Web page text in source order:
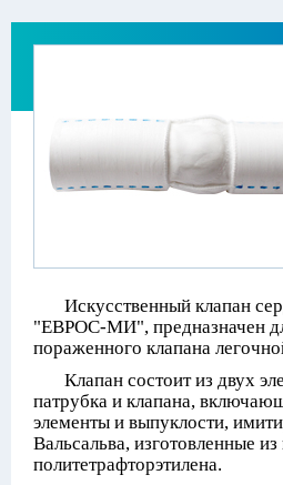
Искусственный клапан
"ЕВРОС-МИ", предназначен
пораженного клапана
Клапан состоит из двух
патрубка и клапана,
элементы и выпуклости,
Вальсальва, изготовленные из
политетрафторэтилена.